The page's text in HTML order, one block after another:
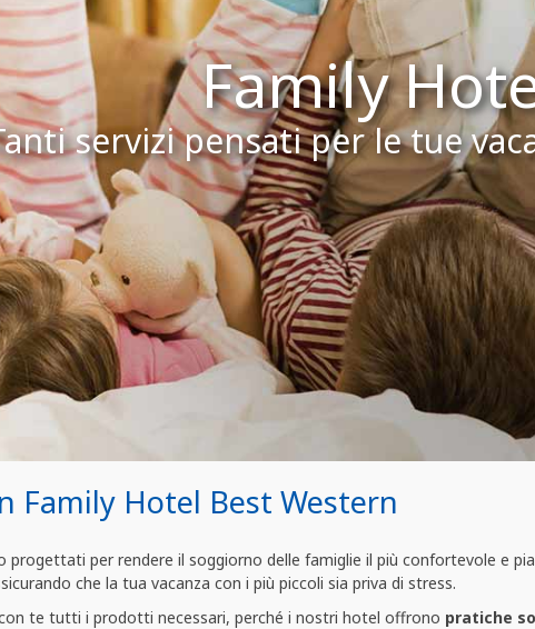
Family
servizi pensati per le tue
Family Hotel Best Western
progettati per rendere il soggiorno delle famiglie il più confortevole e
che la tua vacanza con i più piccoli sia priva di stress.
te tutti i prodotti necessari, perché i nostri hotel offrono pratiche